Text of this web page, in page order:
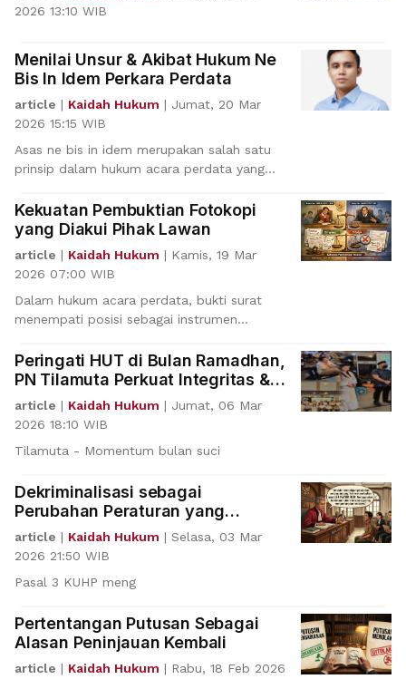
2026 13:10 WIB
Menilai Unsur & Akibat Hukum Ne
Bis In Idem Perkara Perdata
article | Kaidah Hukum | Jumat, 20 Mar
2026 15:15 WIB
Asas ne bis in idem merupakan salah satu
prinsip dalam hukum acara perdata yang
Kekuatan Pembuktian Fotokopi
yang Diakui Pihak Lawan
article | Kaidah Hukum | Kamis, 19 Mar
2026 07:00 WIB
Dalam hukum acara perdata, bukti surat
menempati posisi sebagai instrumen
Peringati HUT di Bulan Ramadhan,
PN Tilamuta Perkuat Integritas &
Tingkatkan Layanan
article | Kaidah Hukum | Jumat, 06 Mar
2026 18:10 WIB
Tilamuta - Momentum bulan suci
Dekriminalisasi sebagai
Perubahan Peraturan yang
Menguntungkan Terdakwa
article | Kaidah Hukum | Selasa, 03 Mar
2026 21:50 WIB
Pasal 3 KUHP meng
Pertentangan Putusan Sebagai
Alasan Peninjauan Kembali
article | Kaidah Hukum | Rabu, 18 Feb 2026